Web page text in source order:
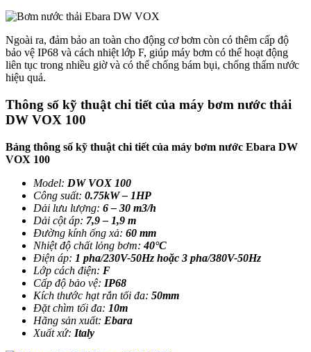
Ngoài ra, đảm bảo an toàn cho động cơ bơm còn có thêm cấp độ
bảo vệ IP68 và cách nhiệt lớp F, giúp máy bơm có thể hoạt động
liên tục trong nhiều giờ và có thể chống bám bụi, chống thấm nước
hiệu quả.
Thông số kỹ thuật chi tiết của máy bơm nước thải
DW VOX 100
Bảng thông số kỹ thuật chi tiết của máy bơm nước Ebara DW
VOX 100
Model: DW VOX 100
Công suất: 0.75kW – 1HP
Dải lưu lượng: 6 – 30 m3/h
Dải cột áp: 7,9 – 1,9 m
Đường kính ống xả: 60 mm
Nhiệt độ chất lỏng bơm:40°C
Điện áp: 1 pha/230V-50Hz hoặc 3 pha/380V-50Hz
Lớp cách điện: F
Cấp độ bảo vệ: IP68
Kích thước hạt rắn tối đa: 50mm
Đặt chìm tối đa: 10m
Hãng sản xuất: Ebara
Xuất xứ: Italy